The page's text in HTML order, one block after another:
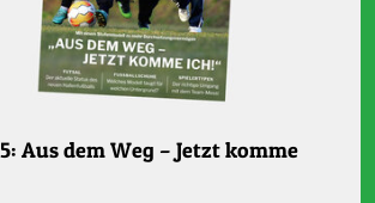
Aus dem Weg – Jetzt komme